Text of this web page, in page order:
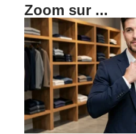
Zoom sur ...